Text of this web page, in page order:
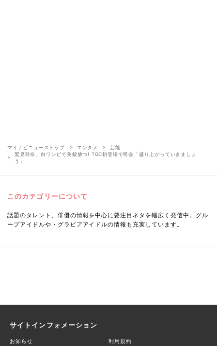
マイナビニューストップ エンタメ
芸能
鷲見玲奈、白ワンピで美貌放つ! TGC初登場で司会「盛り上がっていきましょ
う」
このカテゴリーについて
話題のタレント、俳優の情報を中心に要注目ネタを幅広く発信中。グル
ープアイドルや・グラビアアイドルの情報も充実しています。
サイトインフォメーション
お知らせ 利用規約